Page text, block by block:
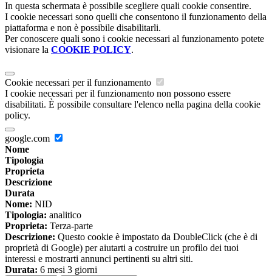
In questa schermata è possibile scegliere quali cookie consentire.
I cookie necessari sono quelli che consentono il funzionamento della
piattaforma e non è possibile disabilitarli.
Per conoscere quali sono i cookie necessari al funzionamento potete
visionare la COOKIE POLICY.
Cookie necessari per il funzionamento
I cookie necessari per il funzionamento non possono essere
disabilitati. È possibile consultare l'elenco nella pagina della cookie
policy.
google.com
Nome
Tipologia
Proprieta
Descrizione
Durata
Nome: NID
Tipologia: analitico
Proprieta: Terza-parte
Descrizione: Questo cookie è impostato da DoubleClick (che è di
proprietà di Google) per aiutarti a costruire un profilo dei tuoi
interessi e mostrarti annunci pertinenti su altri siti.
Durata: 6 mesi 3 giorni